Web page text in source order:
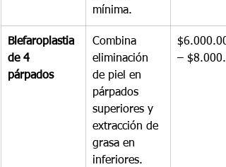
mínima.
Blefaroplastia
de 4
párpados
Combina
eliminación
de piel en
párpados
superiores y
extracción de
grasa en
inferiores.
–